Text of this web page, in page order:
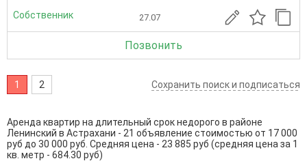
Собственник 27.07
Позвонить
1 2 Сохранить поиск и подписаться
Аренда квартир на длительный срок недорого в районе
Ленинский в Астрахани - 21 объявление стоимостью от 17 000
руб до 30 000 руб. Средняя цена - 23 885 руб (средняя цена за 1
кв. метр - 684.30 руб)